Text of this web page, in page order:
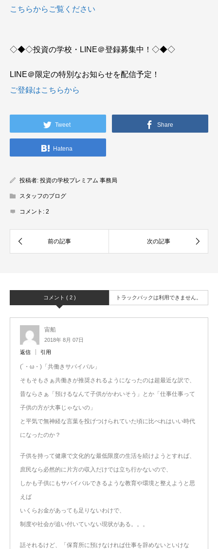
こちらからご覧ください
◇◆◇投資の学校・LINE＠登録募集中！◇◆◇
LINE＠限定の特別なお知らせを配信予定！
ご登録はこちらから
Tweet Share
Hatena
投稿者: 投資の学校プレミアム 事務局
スタッフのブログ
コメント: 2
コメント ( 2 ) トラックバックは利用できません。
宙船
2018年 8月 07日
返信 引用
(´・ω・)「共働きサバイバル」
そもそもさぁ共働きが推奨されるようになったのは超最近な訳で、
昔ならさぁ「預けるなんて子供がかわいそう」とか「仕事仕事って
子供の方が大事じゃないの」
と平気で無神経な言葉を投げつけられていた頃に比べれはいい時代
になったのか？
子供を持って健康で文化的な最低限度の生活を続けようとすれば、
庶民なら必然的に片方の収入だけでは立ち行かないので、
しかも子供にもサバイバルできるような教育や環境と整えようと思
えば
いくらお金があっても足りないわけで、
制度や社会が追い付いていない現状がある。。。
話それるけど、「保育所に預けなければ仕事を辞めないといけな